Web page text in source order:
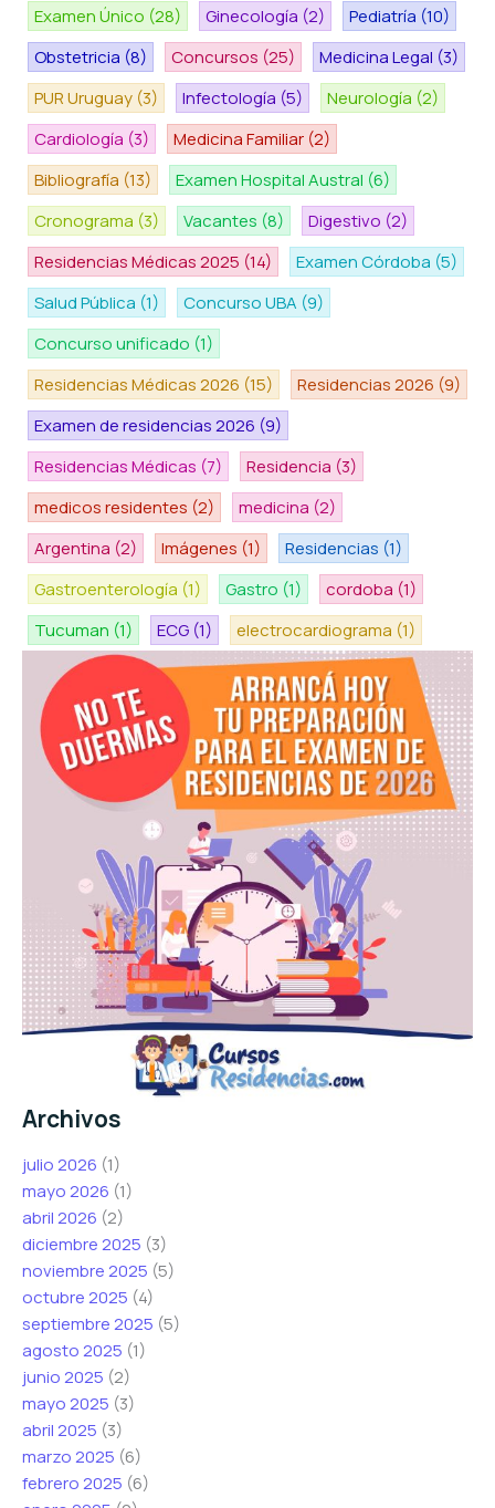
Examen Único (28) Ginecología (2) Pediatría (10)
Obstetricia (8) Concursos (25) Medicina Legal (3)
PUR Uruguay (3) Infectología (5) Neurología (2)
Cardiología (3) Medicina Familiar (2)
Bibliografía (13) Examen Hospital Austral (6)
Cronograma (3) Vacantes (8) Digestivo (2)
Residencias Médicas 2025 (14) Examen Córdoba (5)
Salud Pública (1) Concurso UBA (9)
Concurso unificado (1)
Residencias Médicas 2026 (15) Residencias 2026 (9)
Examen de residencias 2026 (9)
Residencias Médicas (7) Residencia (3)
medicos residentes (2) medicina (2)
Argentina (2) Imágenes (1) Residencias (1)
Gastroenterología (1) Gastro (1) cordoba (1)
Tucuman (1) ECG (1) electrocardiograma (1)
Archivos
julio 2026 (1)
mayo 2026 (1)
abril 2026 (2)
diciembre 2025 (3)
noviembre 2025 (5)
octubre 2025 (4)
septiembre 2025 (5)
agosto 2025 (1)
junio 2025 (2)
mayo 2025 (3)
abril 2025 (3)
marzo 2025 (6)
febrero 2025 (6)